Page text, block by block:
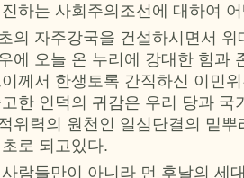
하는 사회주의조선에 대하여
의 자주강국을 건설하시면서
에 오늘 온 누리에 강대한 힘과
께서 한생토록 간직하신 이민
한 인덕의 귀감은 우리 당과 국
위력의 원천인 일심단결의 밑
로 되고있다.
람들만이 아니라 먼 후날의 세